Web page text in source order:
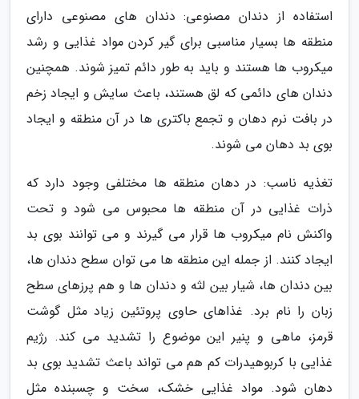
استفاده از دندان مصنوعی: دندان های مصنوعی دارای
منطقه ها بسیار مناسبی برای گیر کردن مواد غذایی و رشد
میکروب ها هستند و باید به طور دائم تمیز شوند. همچنین
دندان های دائمی که لق هستند، باعث سایش و ایجاد زخم
در بافت نرم دهان و تجمع باکتری ها در آن منطقه و ایجاد
بوی بد دهان می شوند.
تغذیه ناسب: در دهان منطقه ها مختلفی وجود دارد که
ذرات غذایی در آن منطقه ها محبوس می شود و تحت
واکنش نام میکروب ها قرار می گیرند و می توانند بوی بد
ایجاد کنند. از جمله این منطقه ها می توان سطح دندان ها،
بین دندان ها، شیار بین لثه و دندان ها و هم پرزهای سطح
زبان را نام برد. غذاهای حاوی پروتئین زیاد مثل گوشت
قرمز، ماهی و پنیر این موضوع را تشدید می کند. رژیم
غذایی با کربوهیدرات کم هم می تواند باعث تشدید بوی بد
دهان شود. مواد غذایی خشک، سخت و چسبنده مثل